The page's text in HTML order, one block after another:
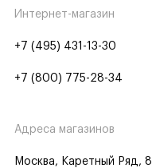
Интернет-магазин
+7 (495) 431-13-30
+7 (800) 775-28-34
Адреса магазинов
Москва, Каретный Ряд, 8